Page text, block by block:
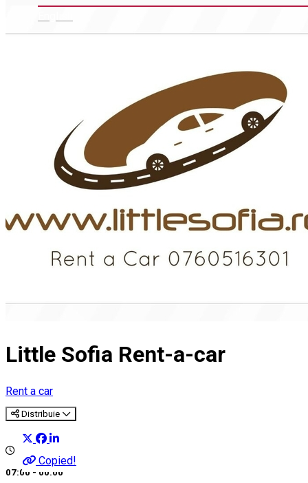
Little Sofia Rent-a-car
Rent a car
Distribuie
Copied!
07:00 - 00:00